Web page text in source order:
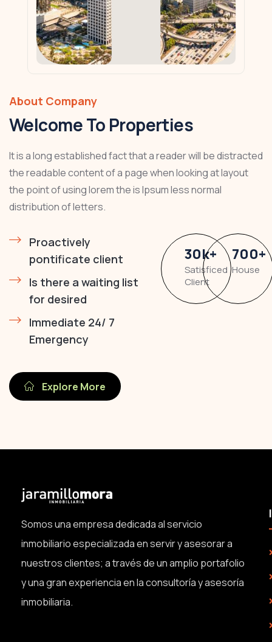
About Company
Welcome To Properties
It is a long established fact that a reader will be distracted
the readable content of a page when looking at layout
the point of using lorem the is Ipsum less normal
distribution of letters.
Proactively
pontificate client
Is there a waiting list
for desired
Immediate 24/ 7
Emergency
30k+
Satisficed
Client
700+
House
Explore More
Somos una empresa dedicada al servicio
inmobiliario especializada en servir y asesorar a
nuestros clientes; a través de un amplio portafolio
y una gran experiencia en la consultoría y asesoría
inmobiliaria.